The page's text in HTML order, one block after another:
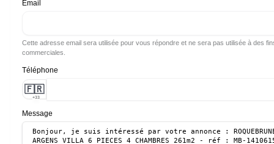
Email
Cette adresse email sera utilisée pour vous répondre et ne sera pas utilisée à des
commerciales.
Téléphone
🇫🇷
+33
Message